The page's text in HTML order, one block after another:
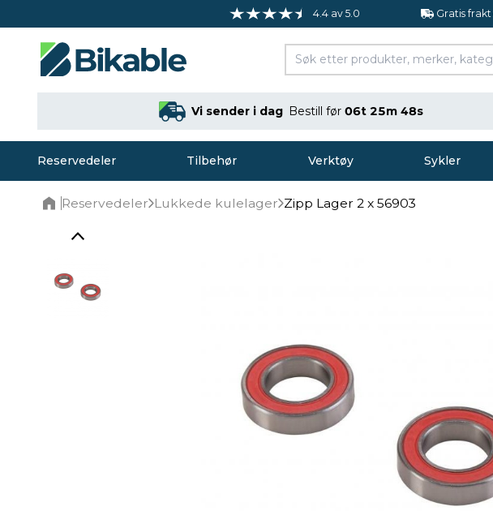
4.4 av 5.0 Gratis
Vi sender i dag Bestill før 06t 25m 47s
Reservedeler Tilbehør Verktøy Sykler
Reservedeler Lukkede kulelager Zipp Lager 2 x 56903